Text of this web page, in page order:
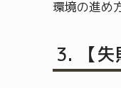
環境の進め
【